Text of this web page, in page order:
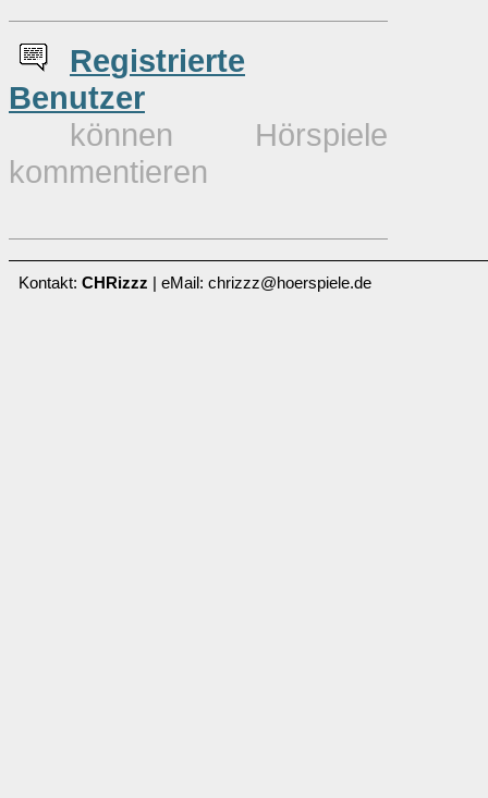
Registrierte
Benutzer
können Hörspiele
kommentieren
Kontakt: CHRizzz | eMail: chrizzz@hoerspiele.de